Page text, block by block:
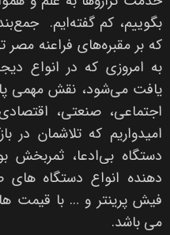
بگوییم، کم گفته‌ایم.
که بر مقبره‌های فراعنه مصر
به امروزی که در انواع
یافت می‌شود، نقش مهمی
اجتماعی، صنعتی،
امیدواریم که تلاشمان در
دستگاه بی‌ادعا، ثمربخش
دهنده انواع دستگاه های
فیش پرینتر و … با قیمت
می باشد.